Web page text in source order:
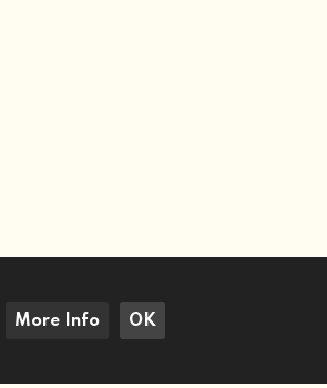
More Info OK